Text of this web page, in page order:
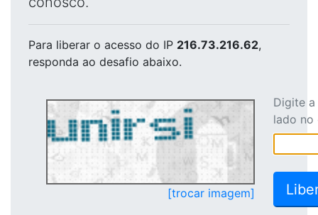
Para liberar o acesso do IP 216.73.216.62,
responda ao desafio abaixo.
[trocar imagem]
Digite
lado no